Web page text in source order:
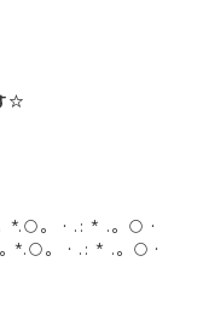
☆
*.○。・.: * .。○・
*.○。・.: * .。○・